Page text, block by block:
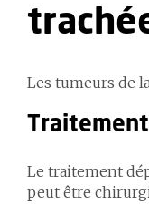
Les tumeurs de
Traitement
Le traitement
peut être